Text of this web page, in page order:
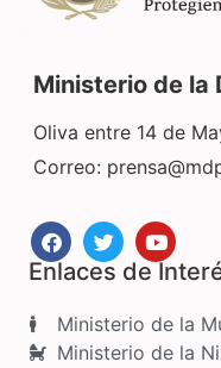
Ministerio de la
Oliva entre 14 de
Correo:
Enlaces de
Ministerio de la
Ministerio de la